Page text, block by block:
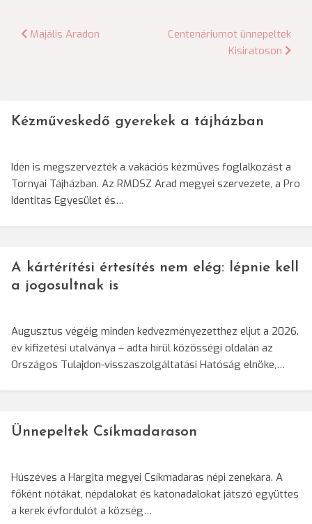
Bejegyzés
Majális Aradon
Centenáriumot ünnepeltek
Kisiratoson
Kézműveskedő gyerekek a tájházban
Idén is megszervezték a vakációs kézműves foglalkozást a
Tornyai Tájházban. Az RMDSZ Arad megyei szervezete, a Pro
Identitas Egyesület és…
A kártérítési értesítés nem elég: lépnie kell
a jogosultnak is
Augusztus végéig minden kedvezményezetthez eljut a 2026.
év kifizetési utalványa – adta hírül közösségi oldalán az
Országos Tulajdon-visszaszolgáltatási Hatóság elnöke,…
Ünnepeltek Csíkmadarason
Húszéves a Hargita megyei Csíkmadaras népi zenekara. A
főként nótákat, népdalokat és katonadalokat játszó együttes
a kerek évfordulót a község…